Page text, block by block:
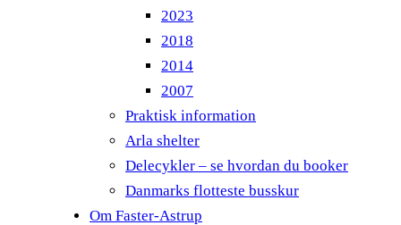
2023
2018
2014
2007
Praktisk information
Arla shelter
Delecykler – se hvordan du booker
Danmarks flotteste busskur
Om Faster-Astrup